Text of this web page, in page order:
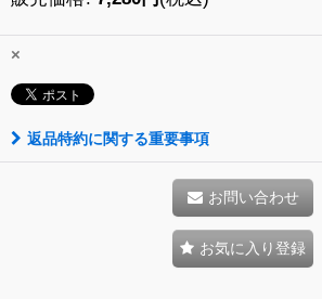
×
返品特約に関する重要事項
お問い合わせ
お気に入り登録